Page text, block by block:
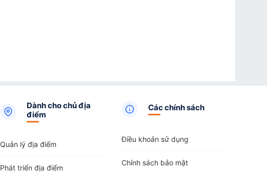
Dành cho chủ địa
điểm
Quản lý địa điểm
Phát triển địa điểm
Các chính sách
Điều khoản sử dụng
Chính sách bảo mật